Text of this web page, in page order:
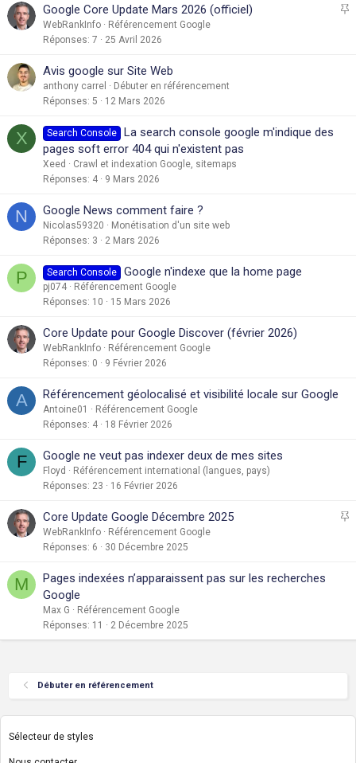
I
Google Core Update Mars 2026 (officiel)
WebRankInfo
Référencement Google
Réponses 7 25 Avril 2026
Avis google sur Site Web
anthony carrel
Débuter en référencement
Réponses 5 12 Mars 2026
X Search Console
La search console google m'indique des
pages soft error 404 qui n'existent pas
Xeed
Crawl et indexation Google, sitemaps
Réponses 4 9 Mars 2026
N Google News comment faire ?
Nicolas59320
Monétisation d'un site web
Réponses 3 2 Mars 2026
P Search Console Google n'indexe que la home page
pj074
Référencement Google
Réponses 10 15 Mars 2026
Core Update pour Google Discover (février 2026)
WebRankInfo
Référencement Google
Réponses 0 9 Février 2026
A Référencement géolocalisé et visibilité locale sur Google
Antoine01
Référencement Google
Réponses 4 18 Février 2026
F Google ne veut pas indexer deux de mes sites
Floyd
Référencement international (langues, pays)
Réponses 23 16 Février 2026
I
Core Update Google Décembre 2025
WebRankInfo
Référencement Google
Réponses 6 30 Décembre 2025
M
Pages indexées n’apparaissent pas sur les recherches
Google
Max G
Référencement Google
Réponses 11 2 Décembre 2025
Débuter en référencement
Sélecteur de styles